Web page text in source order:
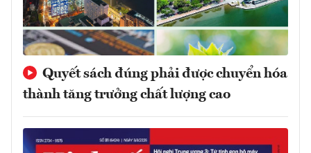
Quyết sách đúng phải được chuyển hóa
thành tăng trưởng chất lượng cao